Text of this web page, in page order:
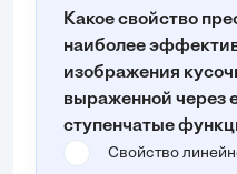
Какое свойство
наиболее
изображения
выраженной через
ступенчатые
Свойство